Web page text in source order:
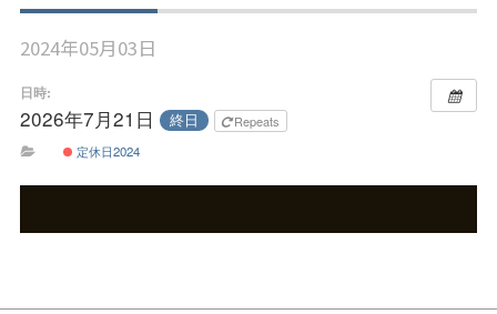
2024年05月03日
日時:
2026年7月21日 終日
Repeats
定休日2024